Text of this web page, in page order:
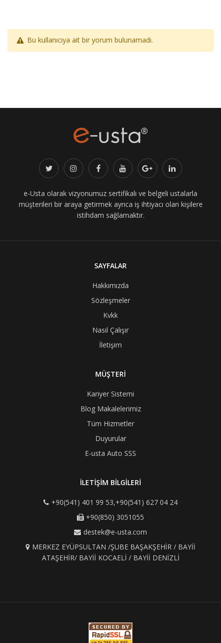
Bu kullanıcıya ait bir yorum bulunamadı.
e-Usta olarak vizyonumuz sertifikalı ve belgeli ustalarla
müşterileri bir araya getirmek ayrıca iş ihtiyacı olan kişilere
istihdam sağlamaktır.
SAYFALAR
Hakkımızda
Sözleşmeler
Kvkk
Nasıl Çalışır
İletişim
MÜŞTERİ
Kariyer Sistemi
Blog Makalelerimiz
Tüm Hizmetler
Duyurular
E-usta Auto SSS
İLETİŞİM BİLGİLERİ
+90(541) 401 99 53,+90(541) 627 04 24
+90(850) 3051055
destek@e-usta.com
MERKEZ EYÜPSULTAN /ŞUBE BAŞAKŞEHİR / BAYİİ
ATAŞEHİR/ BAYİİ KOCAELİ / BAYİİ DENİZLİ